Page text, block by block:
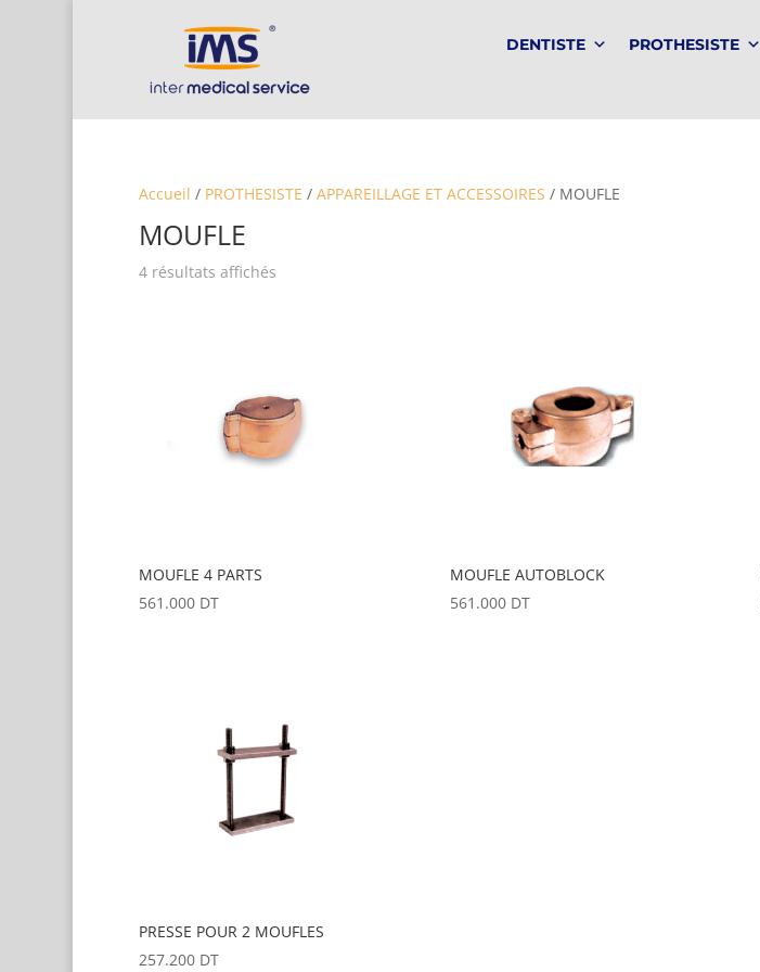
DENTISTE PROTHESISTE
Accueil / PROTHESISTE / APPAREILLAGE ET ACCESSOIRES / MOUFLE
MOUFLE
4 résultats affichés
MOUFLE 4 PARTS
561.000DT
MOUFLE AUTOBLOCK
561.000DT
PRESSE POUR 2 MOUFLES
257.200DT